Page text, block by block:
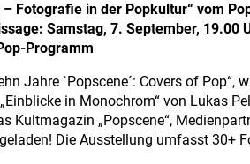
Fotografie in der Popkultur“ vom
Samstag, 7. September,
Programm
Jahre `Popscene´: Covers of Pop“,
in Monochrom“ von Lukas
Kultmagazin „Popscene“,
Die Ausstellung umfasst 30+